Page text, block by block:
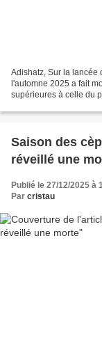
Adishatz, Sur la lancée
l'automne 2025 a fait
supérieures à celle du
Saison des
réveillé une
Publié le 27/12/2025 à
Par cristau